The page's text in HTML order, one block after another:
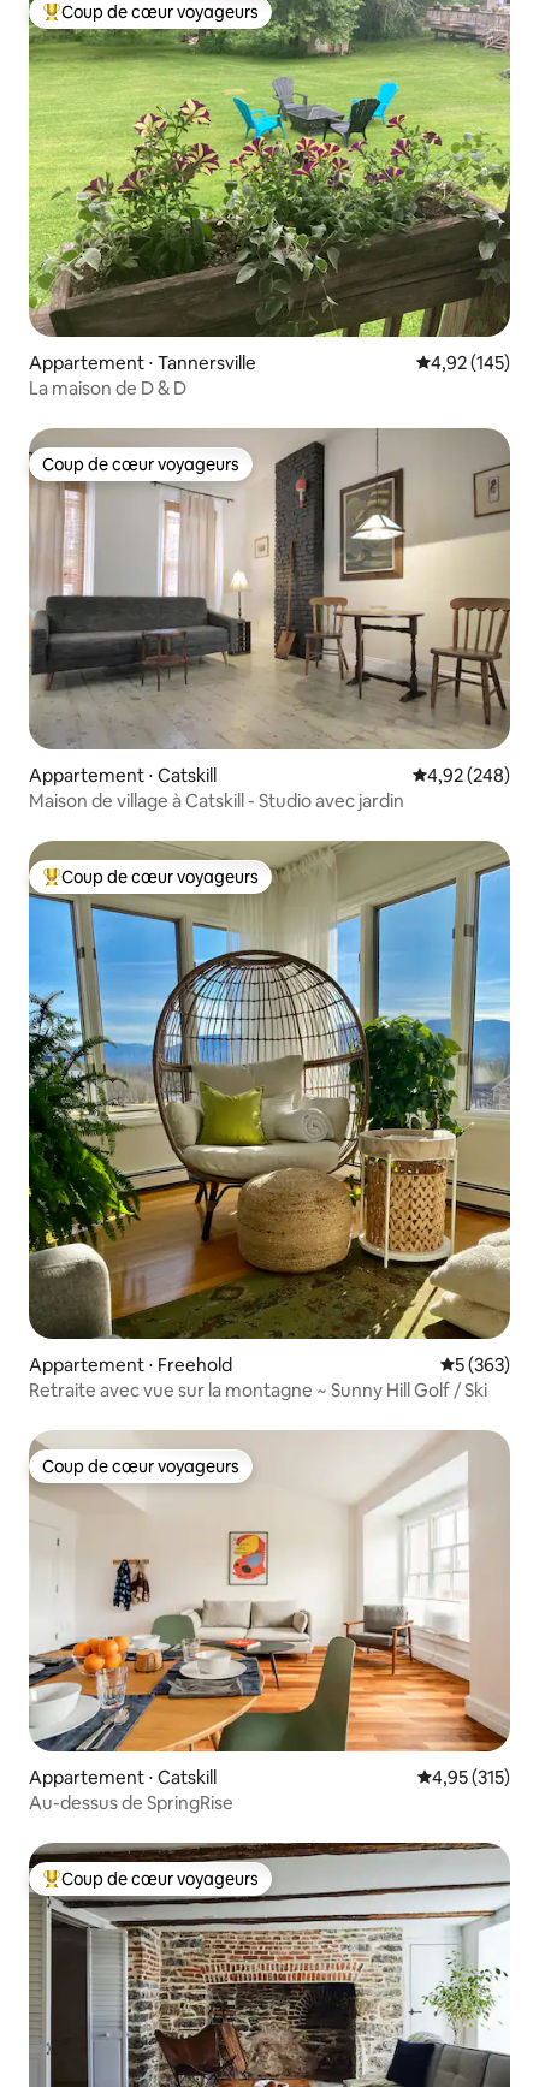
Coups de cœur voyageurs les plus appréciés
Coup de cœur voyageurs
Appartement ⋅ Tannersville Évaluation
4,92 (145)
La maison de D & D
Coup de cœur voyageurs
Coup de cœur voyageurs
Appartement ⋅ Catskill Évaluation
4,92 (248)
Maison de village à Catskill - Studio avec jardin
Coups de cœur voyageurs les plus appréciés
Coup de cœur voyageurs
Appartement ⋅ Freehold Évaluation
5 (363)
Retraite avec vue sur la montagne ~ Sunny Hill Golf / Ski
Coup de cœur voyageurs
Coup de cœur voyageurs
Appartement ⋅ Catskill Évaluation
4,95 (315)
Au-dessus de SpringRise
Coups de cœur voyageurs les plus appréciés
Coup de cœur voyageurs